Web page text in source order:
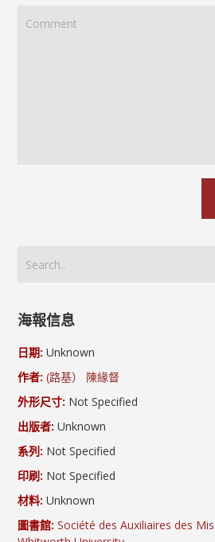
海報信息
日期: Unknown
作者: (路基） 陳緣督
外形尺寸: Not Specified
出版者: Unknown
系列: Not Specified
印刷: Not Specified
材料: Unknown
圖書館: Société des Auxiliaires des